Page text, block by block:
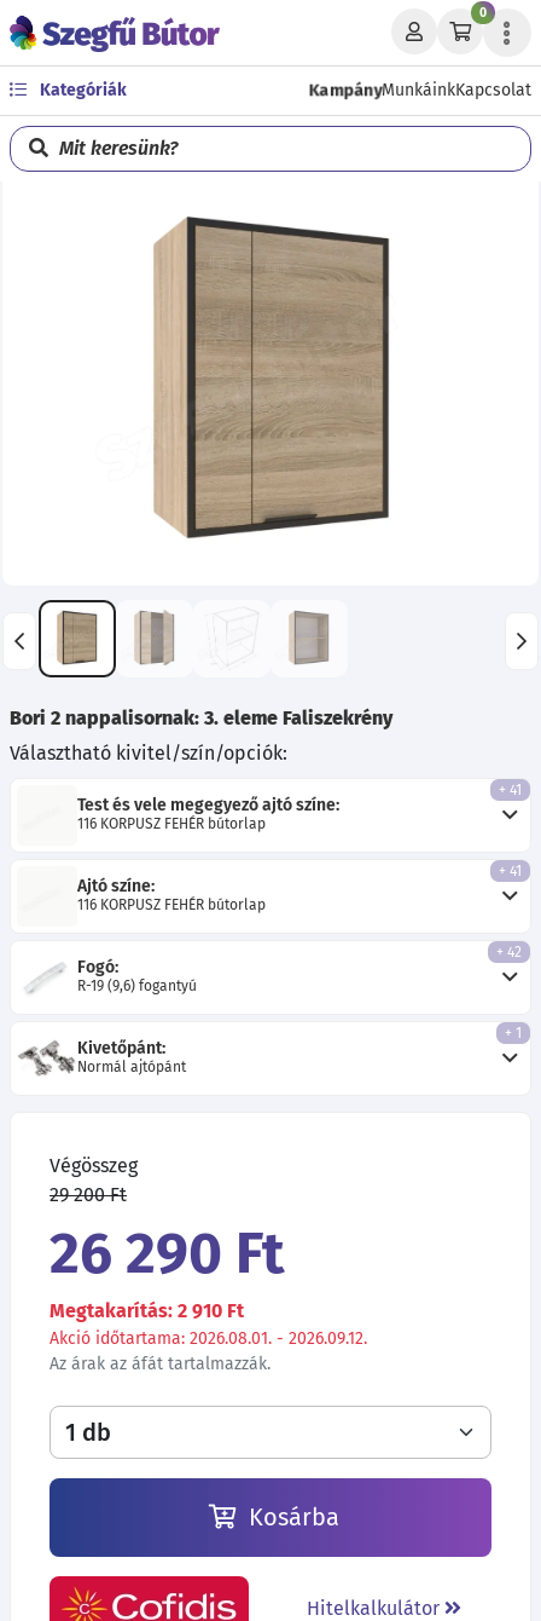
0
Kategóriák KampányMunkáinkKapcsolat
Mit keresünk?
Bori 2 nappalisornak: 3. eleme Faliszekrény
Választható kivitel/szín/opciók:
Test és vele megegyező ajtó színe:
116 KORPUSZ FEHÉR bútorlap
+ 41
Ajtó színe:
116 KORPUSZ FEHÉR bútorlap
+ 41
Fogó:
R-19 (9,6) fogantyú
+ 42
Kivetőpánt:
Normál ajtópánt
+ 1
Végösszeg
29 200 Ft
26 290 Ft
Megtakarítás: 2 910 Ft
Akció időtartama: 2026.08.01. - 2026.09.12.
Az árak az áfát tartalmazzák.
Kosárba
Hitelkalkulátor